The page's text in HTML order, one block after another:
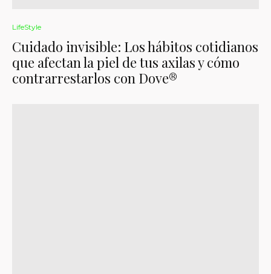
LifeStyle
Cuidado invisible: Los hábitos cotidianos
que afectan la piel de tus axilas y cómo
contrarrestarlos con Dove®️